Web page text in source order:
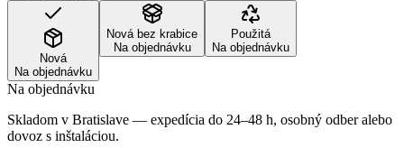
Nová
Na objednávku
Nová bez krabice
Na objednávku
Použitá
Na objednávku
Na objednávku
Skladom v Bratislave — expedícia do 24–48 h, osobný odber alebo
dovoz s inštaláciou.